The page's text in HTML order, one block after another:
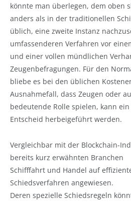
könnte man überlegen, dem oben
anders als in der traditionellen
üblich, eine zweite Instanz
umfassenderen Verfahren vor
und einer vollen mündlichen
Zeugenbefragungen. Für den
bliebe es bei den üblichen
Ausnahmefall, dass Zeugen oder
bedeutende Rolle spielen, kann
Entscheid herbeigeführt werden.
Vergleichbar mit der Blockchain-
bereits kurz erwähnten Branchen
Schifffahrt und Handel auf
Schiedsverfahren angewiesen.
Deren spezielle Schiedsregeln